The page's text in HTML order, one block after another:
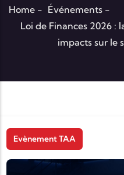
Home - Événements -
Loi de Finances 2026 :
impacts sur le
Evènement TAA